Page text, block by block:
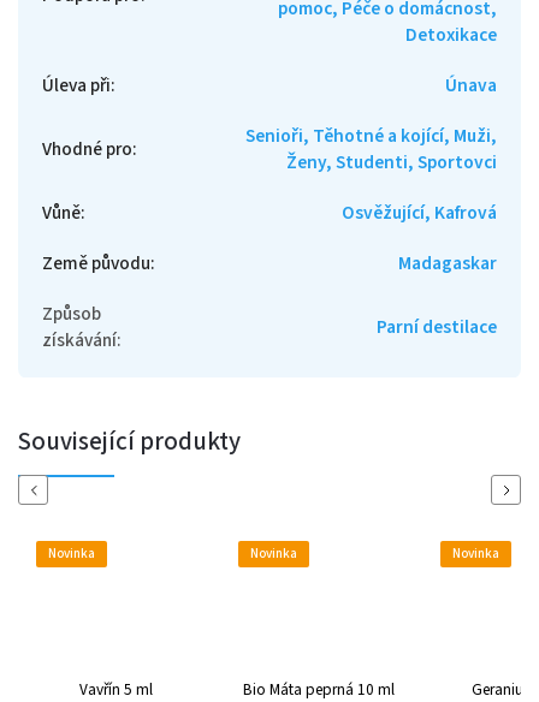
pomoc, Péče o domácnost,
Detoxikace
Úleva při: Únava
Vhodné pro:
Senioři, Těhotné a kojící, Muži,
Ženy, Studenti, Sportovci
Vůně:
Osvěžující, Kafrová
Země původu:
Madagaskar
Způsob
získávání: Parní destilace
Související produkty
Previous
Novinka
Vavřín 5 ml
Novinka
Bio Máta peprná 10 ml
Novinka
Next